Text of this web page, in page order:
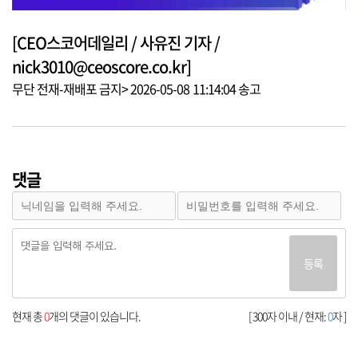
[CEO스코어데일리 / 사유진 기자 /
nick3010@ceoscore.co.kr]
무단 전재-재배포 금지> 2026-05-08 11:14:04 송고
댓글
등록
[ 300자 이내 / 현재:0자 ]
현재 총0개의 댓글이 있습니다.